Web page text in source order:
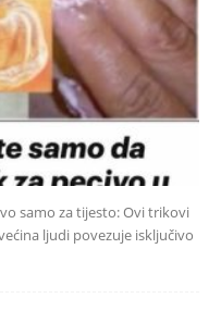
samo za tijesto: Ovi trikovi
ljudi povezuje isključivo